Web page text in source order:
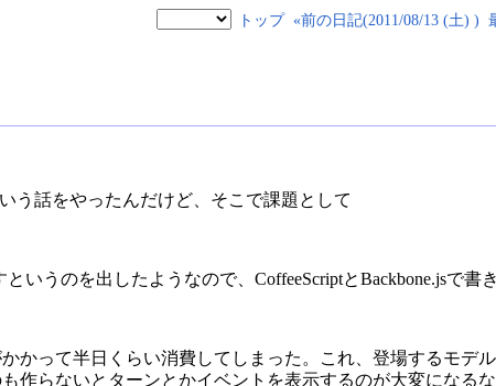
トップ «前の日記(2011/08/13 (土) )
う話をやったんだけど、そこで課題として
というのを出したようなので、CoffeeScriptとBackbone.jsで書
かって半日くらい消費してしまった。これ、登場するモデ
作らないとターンとかイベントを表示するのが大変になるな